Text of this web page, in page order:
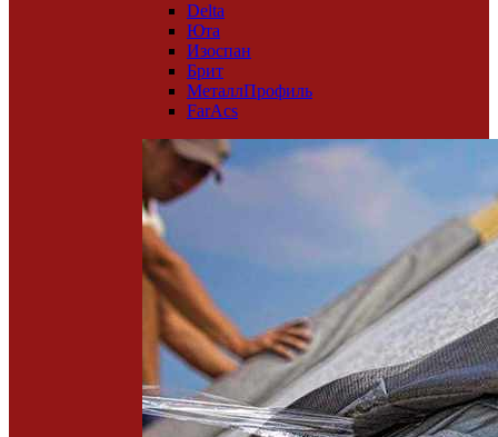
Delta
Юта
Изоспан
Брит
МеталлПрофиль
FarAcs